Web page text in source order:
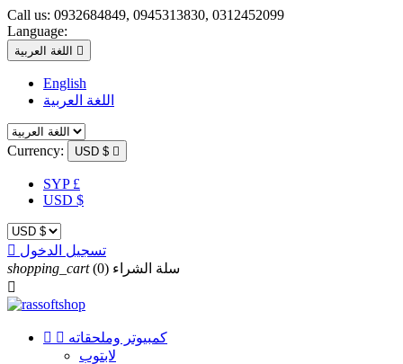
Call us: 0932684849, 0945313830, 0312452099
Language:
اللغة العربية 
English
اللغة العربية
Currency: USD $ 
SYP £
USD $
 تسجيل الدخول
shopping_cart
سلة الشراء (0)

  كمبيوتر وملحقاته
لابتوب